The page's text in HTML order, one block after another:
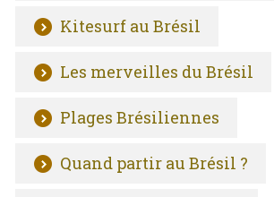
Kitesurf au Brésil
Les merveilles du Brésil
Plages Brésiliennes
Quand partir au Brésil ?